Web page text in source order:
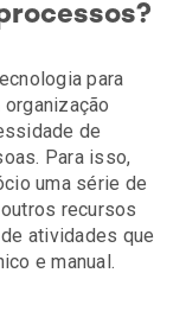
para
de
Para isso,
uma série de
recursos
atividades que
e manual.